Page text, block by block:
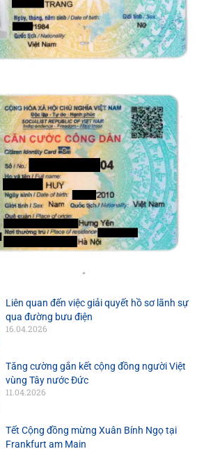
Liên quan đến việc giải quyết hồ sơ lãnh sự
qua đường bưu điện
16.04.2026
Tăng cường gắn kết cộng đồng người Việt
vùng Tây nước Đức
11.04.2026
Tết Cộng đồng mừng Xuân Bính Ngọ tại
Frankfurt am Main